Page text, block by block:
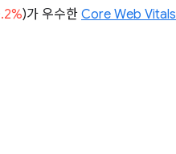
)가 우수한 Core Web Vitals